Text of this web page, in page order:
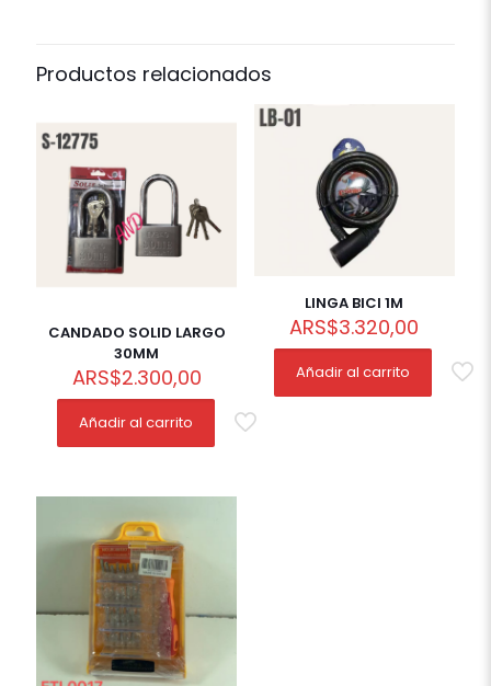
Productos relacionados
CANDADO SOLID LARGO
30MM
ARS$2.300,00
Añadir al carrito
LINGA BICI 1M
ARS$3.320,00
Añadir al carrito